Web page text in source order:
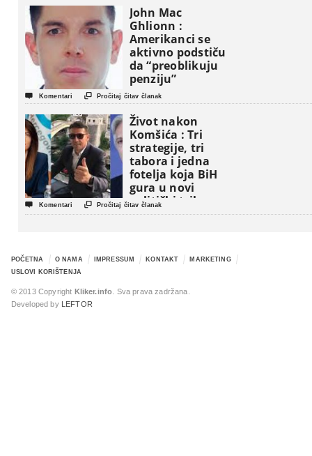
John Mac
Ghlionn :
Amerikanci se
aktivno podstiču
da “preoblikuju
penziju”
 Komentari  Pročitaj čitav članak
Život nakon
Komšića : Tri
strategije, tri
tabora i jedna
fotelja koja BiH
gura u novi
politički triler
 Komentari  Pročitaj čitav članak
POČETNA O NAMA IMPRESSUM KONTAKT
MARKETING
USLOVI KORIŠTENJA
© 2013 Copyright Kliker.info . Sva prava zadržana.
Developed by
LEFTOR